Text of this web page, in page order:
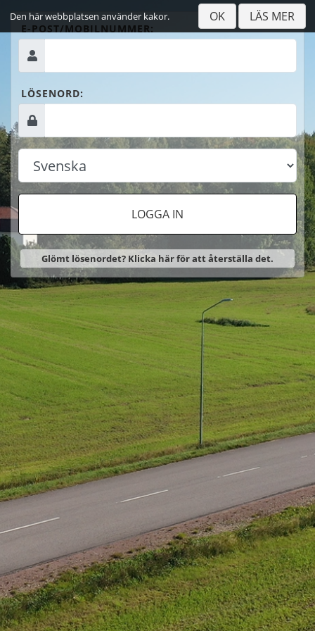
Den här webbplatsen använder kakor. OK LÄS MER
E-POST/MOBILNUMMER:
LÖSENORD:
LOGGA IN
Glömt lösenordet? Klicka här för att återställa det.